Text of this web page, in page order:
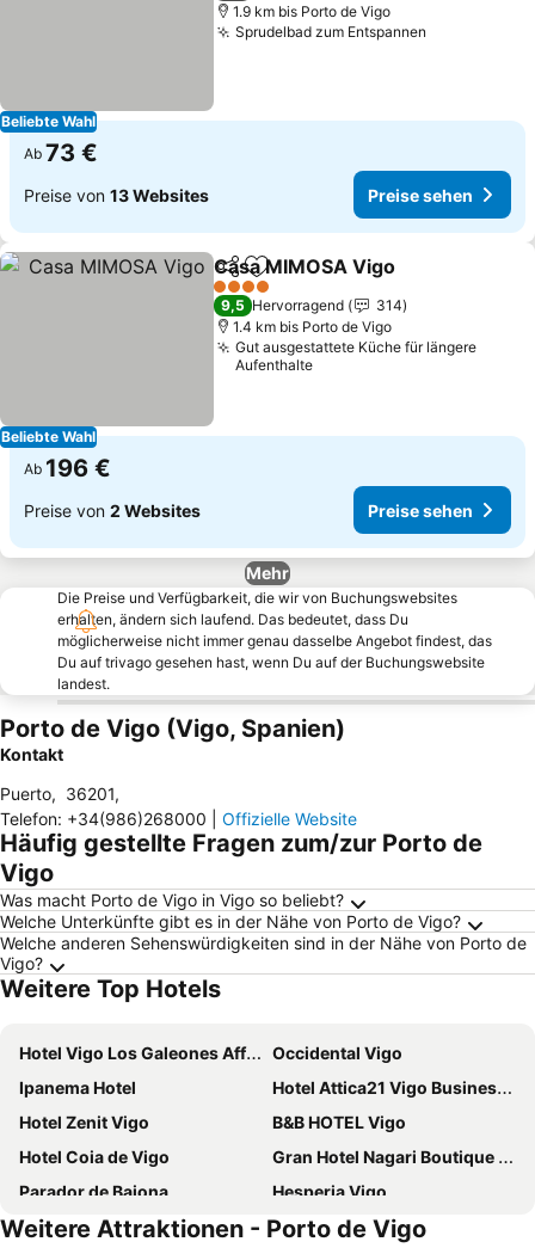
Beliebte Wahl
1.9 km bis Porto de Vigo
Sprudelbad zum Entspannen
Ab 73 €
Preise von 13 Websites Preise sehen
Beliebte Wahl
TeilenZu Favoriten hinzufügen
Casa MIMOSA Vigo
4 Sterne
9,5 Hervorragend
314
1.4 km bis Porto de Vigo
Gut ausgestattete Küche für längere
Aufenthalte
Ab 196 €
Preise von 2 Websites Preise sehen
Mehr
Die Preise und Verfügbarkeit, die wir von Buchungswebsites
erhalten, ändern sich laufend. Das bedeutet, dass Du
möglicherweise nicht immer genau dasselbe Angebot findest, das
Du auf trivago gesehen hast, wenn Du auf der Buchungswebsite
landest.
Porto de Vigo (Vigo, Spanien)
Kontakt
Puerto, 36201,
Telefon: +34(986)268000 Offizielle Website
Häufig gestellte Fragen zum/zur Porto de
Vigo
Was macht Porto de Vigo in Vigo so beliebt?
Welche Unterkünfte gibt es in der Nähe von Porto de Vigo?
Welche anderen Sehenswürdigkeiten sind in der Nähe von Porto de
Vigo?
Weitere Top Hotels
Hotel Vigo Los Galeones Affiliated by Meliá
Occidental Vigo
Ipanema Hotel
Hotel Attica21 Vigo Business & Wellness
Hotel Zenit Vigo
B&B HOTEL Vigo
Hotel Coia de Vigo
Gran Hotel Nagari Boutique & Spa
Parador de Baiona
Hesperia Vigo
Agua de Mar Hotel Boutique
NH Collection Vigo
Weitere Attraktionen - Porto de Vigo